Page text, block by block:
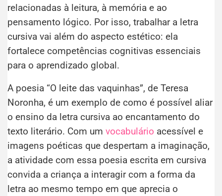
relacionadas à leitura, à memória e ao
pensamento lógico. Por isso, trabalhar a letra
cursiva vai além do aspecto estético: ela
fortalece competências cognitivas essenciais
para o aprendizado global.
A poesia “O leite das vaquinhas”, de Teresa
Noronha, é um exemplo de como é possível aliar
o ensino da letra cursiva ao encantamento do
texto literário. Com um vocabulário acessível e
imagens poéticas que despertam a imaginação,
a atividade com essa poesia escrita em cursiva
convida a criança a interagir com a forma da
letra ao mesmo tempo em que aprecia o